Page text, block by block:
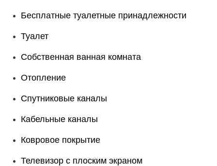
Бесплатные туалетные принадлежности
Туалет
Собственная ванная комната
Отопление
Спутниковые каналы
Кабельные каналы
Ковровое покрытие
Телевизор с плоским экраном